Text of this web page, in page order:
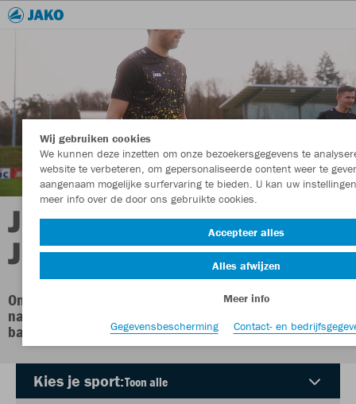
JOUW TEAMS,
JOUW DESIGNS.
Ontwerp nu je unieke teamkleding en til je prestaties
naar een hoger niveau! De JAKO TeamCreator tovert een
basisidee om in een gepersonaliseerde outfit.
Kies je sport:
Wij gebruiken cookies
We kunnen deze inzetten om onze bezoekersgegevens te
website te verbeteren, om gepersonaliseerde content weer te
aangenaam mogelijke surfervaring te bieden. U kan uw
meer info over de door ons gebruikte cookies.
Accepteer alles
Alles afwijzen
Meer info
Gegevensbescherming
Contact- en